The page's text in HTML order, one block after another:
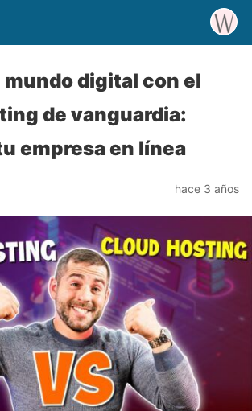
mundo digital con el
de vanguardia:
empresa en línea
hace 3 años